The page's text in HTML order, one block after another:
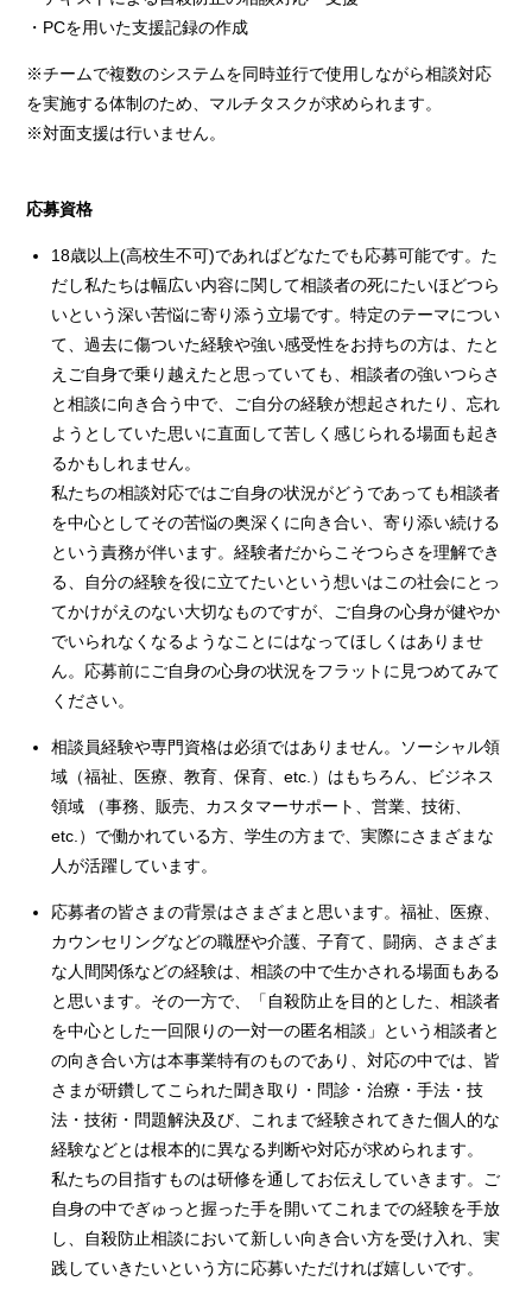
・PCを用いた支援記録の作成
※チームで複数のシステムを同時並行で使用しながら相談対応
を実施する体制のため、マルチタスクが求められます。
※対面支援は行いません。
応募資格
18歳以上(高校生不可)であればどなたでも応募可能です。た
だし私たちは幅広い内容に関して相談者の死にたいほどつら
いという深い苦悩に寄り添う立場です。特定のテーマについ
て、過去に傷ついた経験や強い感受性をお持ちの方は、たと
えご自身で乗り越えたと思っていても、相談者の強いつらさ
と相談に向き合う中で、ご自分の経験が想起されたり、忘れ
ようとしていた思いに直面して苦しく感じられる場面も起き
るかもしれません。
私たちの相談対応ではご自身の状況がどうであっても相談者
を中心としてその苦悩の奥深くに向き合い、寄り添い続ける
という責務が伴います。経験者だからこそつらさを理解でき
る、自分の経験を役に立てたいという想いはこの社会にとっ
てかけがえのない大切なものですが、ご自身の心身が健やか
でいられなくなるようなことにはなってほしくはありませ
ん。応募前にご自身の心身の状況をフラットに見つめてみて
ください。
相談員経験や専門資格は必須ではありません。ソーシャル領
域（福祉、医療、教育、保育、etc.）はもちろん、ビジネス
領域 （事務、販売、カスタマーサポート、営業、技術、
etc.）で働かれている方、学生の方まで、実際にさまざまな
人が活躍しています。
応募者の皆さまの背景はさまざまと思います。福祉、医療、
カウンセリングなどの職歴や介護、子育て、闘病、さまざま
な人間関係などの経験は、相談の中で生かされる場面もある
と思います。その一方で、「自殺防止を目的とした、相談者
を中心とした一回限りの一対一の匿名相談」という相談者と
の向き合い方は本事業特有のものであり、対応の中では、皆
さまが研鑽してこられた聞き取り・問診・治療・手法・技
法・技術・問題解決及び、これまで経験されてきた個人的な
経験などとは根本的に異なる判断や対応が求められます。
私たちの目指すものは研修を通してお伝えしていきます。ご
自身の中でぎゅっと握った手を開いてこれまでの経験を手放
し、自殺防止相談において新しい向き合い方を受け入れ、実
践していきたいという方に応募いただければ嬉しいです。